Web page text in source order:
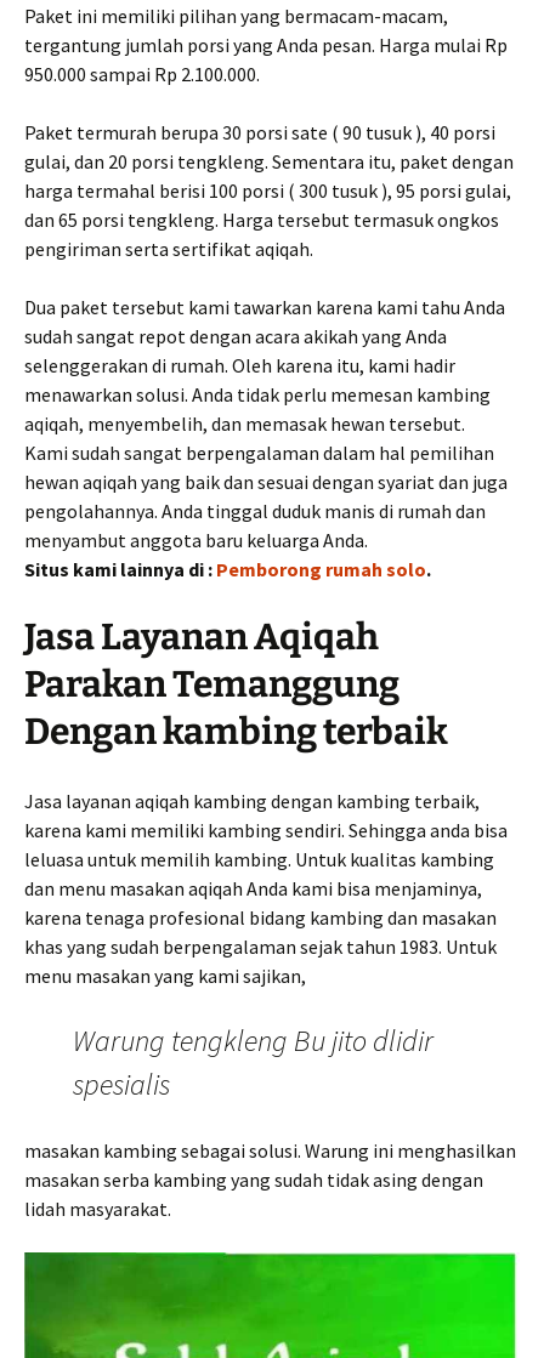
Paket ini memiliki pilihan yang bermacam-macam,
tergantung jumlah porsi yang Anda pesan. Harga mulai Rp
950.000 sampai Rp 2.100.000.
Paket termurah berupa 30 porsi sate ( 90 tusuk ), 40 porsi
gulai, dan 20 porsi tengkleng. Sementara itu, paket dengan
harga termahal berisi 100 porsi ( 300 tusuk ), 95 porsi gulai,
dan 65 porsi tengkleng. Harga tersebut termasuk ongkos
pengiriman serta sertifikat aqiqah.
Dua paket tersebut kami tawarkan karena kami tahu Anda
sudah sangat repot dengan acara akikah yang Anda
selenggerakan di rumah. Oleh karena itu, kami hadir
menawarkan solusi. Anda tidak perlu memesan kambing
aqiqah, menyembelih, dan memasak hewan tersebut.
Kami sudah sangat berpengalaman dalam hal pemilihan
hewan aqiqah yang baik dan sesuai dengan syariat dan juga
pengolahannya. Anda tinggal duduk manis di rumah dan
menyambut anggota baru keluarga Anda.
Situs kami lainnya di : Pemborong rumah solo.
Jasa Layanan Aqiqah
Parakan Temanggung
Dengan kambing terbaik
Jasa layanan aqiqah kambing dengan kambing terbaik,
karena kami memiliki kambing sendiri. Sehingga anda bisa
leluasa untuk memilih kambing. Untuk kualitas kambing
dan menu masakan aqiqah Anda kami bisa menjaminya,
karena tenaga profesional bidang kambing dan masakan
khas yang sudah berpengalaman sejak tahun 1983. Untuk
menu masakan yang kami sajikan,
Warung tengkleng Bu jito dlidir
spesialis
masakan kambing sebagai solusi. Warung ini menghasilkan
masakan serba kambing yang sudah tidak asing dengan
lidah masyarakat.